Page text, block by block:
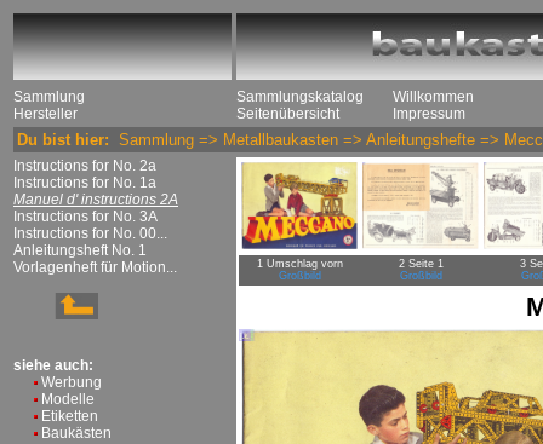
Sammlung
Hersteller
Sammlungskatalog
Seitenübersicht
Willkommen
Impressum
Du bist hier: Sammlung => Metallbaukasten => Anleitungshefte =>
Instructions for No. 2a
Instructions for No. 1a
Manuel d' instructions 2A
Instructions for No. 3A
Instructions for No. 00...
Anleitungsheft No. 1
Vorlagenheft für Motion...
siehe auch:
Werbung
Modelle
Etiketten
Baukästen
1 Umschlag vorn
Großbild
2 Seite 1
Großbild
3